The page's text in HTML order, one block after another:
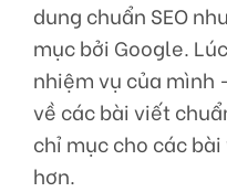
dung chuẩn SEO
mục bởi Google.
nhiệm vụ của mình
về các bài viết
chỉ mục cho các
hơn.